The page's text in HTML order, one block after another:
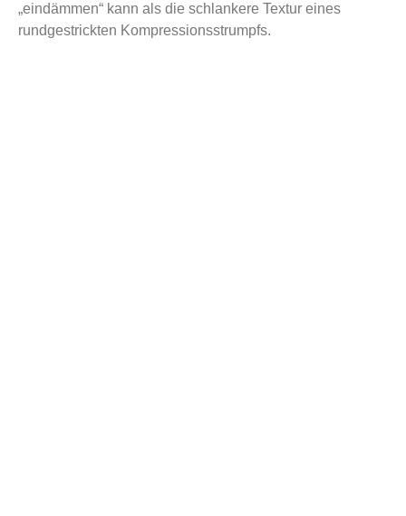
„eindämmen“ kann als die schlankere Textur eines
rundgestrickten Kompressionsstrumpfs.